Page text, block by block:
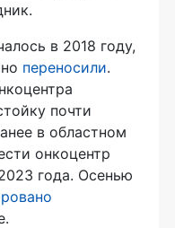
в 2018 году,
переносили.
почти
в областном
онкоцентр
года. Осенью